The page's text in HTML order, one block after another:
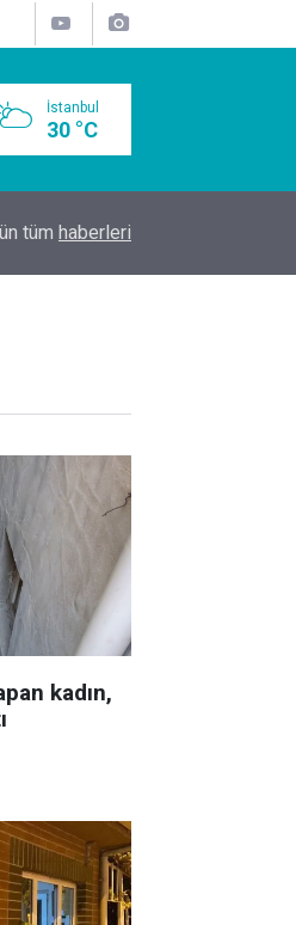
İstanbul
30 °C
Hayır Lokması Dağıtımının
tüm haberleri
kadın,